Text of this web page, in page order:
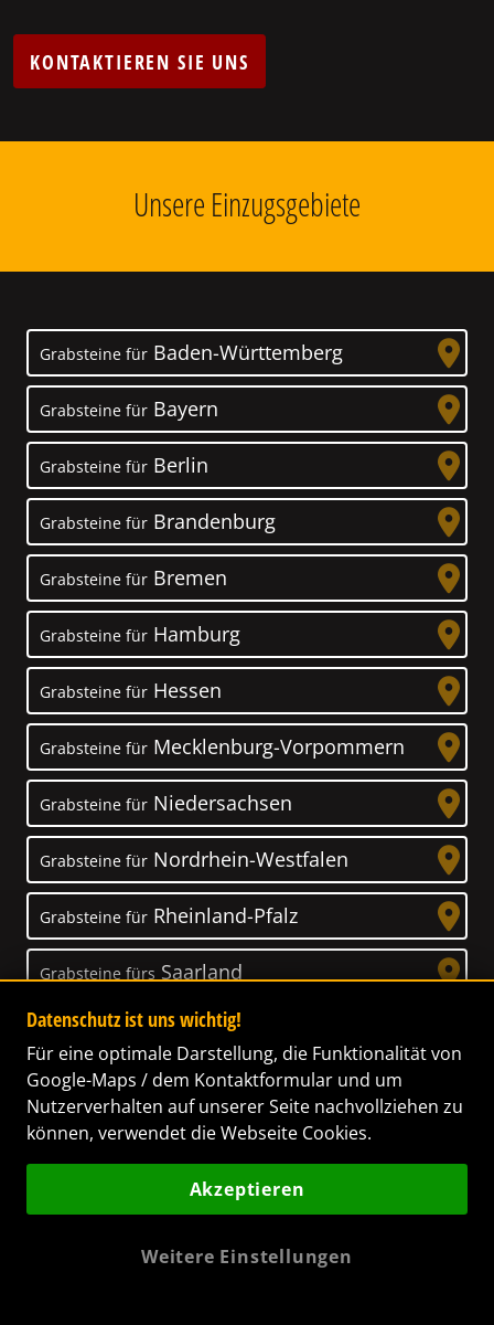
KONTAKTIEREN SIE UNS
Unsere Einzugsgebiete
Grabsteine für Baden-Württemberg
Grabsteine für Bayern
Grabsteine für Berlin
Grabsteine für Brandenburg
Grabsteine für Bremen
Grabsteine für Hamburg
Grabsteine für Hessen
Grabsteine für Mecklenburg-Vorpommern
Grabsteine für Niedersachsen
Grabsteine für Nordrhein-Westfalen
Grabsteine für Rheinland-Pfalz
Grabsteine fürs Saarland
Grabsteine für Sachsen
Grabsteine für Sachsen-Anhalt
Grabsteine fürSchleswig-Holstein
Thüringen
Datenschutz ist uns wichtig!
Für eine optimale Darstellung, die Funktionalität von
Google-Maps / dem Kontaktformular und um
Nutzerverhalten auf unserer Seite nachvollziehen zu
können, verwendet die Webseite Cookies.
Akzeptieren
Weitere Einstellungen